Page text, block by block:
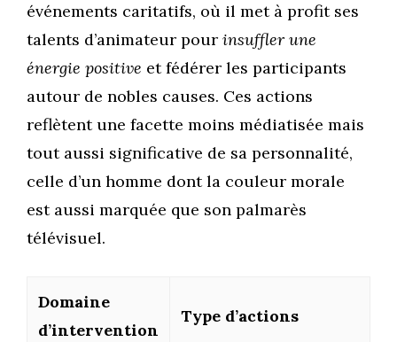
événements caritatifs, où il met à profit ses
talents d’animateur pour insuffler une
énergie positive et fédérer les participants
autour de nobles causes. Ces actions
reflètent une facette moins médiatisée mais
tout aussi significative de sa personnalité,
celle d’un homme dont la couleur morale
est aussi marquée que son palmarès
télévisuel.
Domaine
d’intervention
Type d’actions